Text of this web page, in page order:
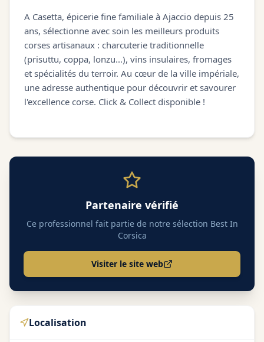
A Casetta, épicerie fine familiale à Ajaccio depuis 25
ans, sélectionne avec soin les meilleurs produits
corses artisanaux : charcuterie traditionnelle
(prisuttu, coppa, lonzu...), vins insulaires, fromages
et spécialités du terroir. Au cœur de la ville impériale,
une adresse authentique pour découvrir et savourer
l'excellence corse. Click & Collect disponible !
Partenaire vérifié
Ce professionnel fait partie de notre sélection Best In
Corsica
Visiter le site web
Localisation